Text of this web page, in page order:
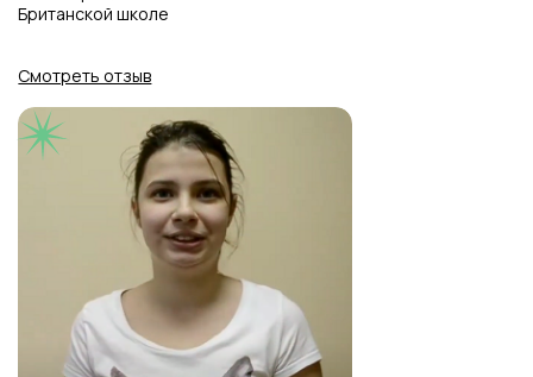
Отзывы ребят о Британской школе в
языковой студии Welcome
Смотреть отзыв